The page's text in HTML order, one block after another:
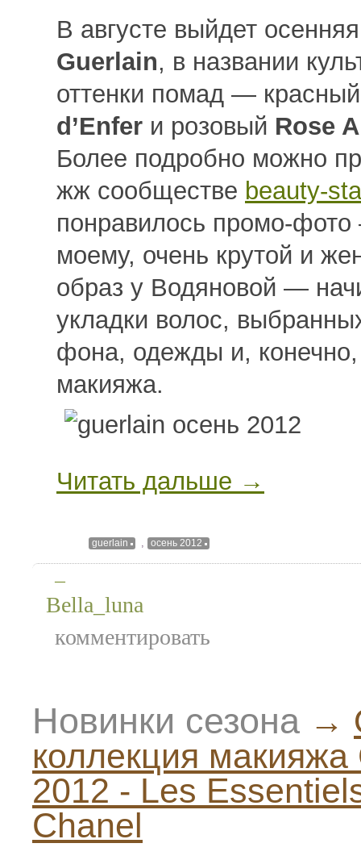
В августе выйдет
Guerlain, в названии
оттенки помад —
d’Enfer и розовый Rose
Более подробно можно
жж сообществе beauty-
понравилось промо-
моему, очень крутой и
образ у Водяновой —
укладки волос,
фона, одежды и,
макияжа.
Читать дальше →
guerlain , осень 2012
—
Bella_luna
комментировать
Новинки сезона →
коллекция макияжа
2012 - Les
Chanel